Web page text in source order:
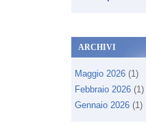
ARCHIVI
Maggio 2026 (1)
Febbraio 2026 (1)
Gennaio 2026 (1)